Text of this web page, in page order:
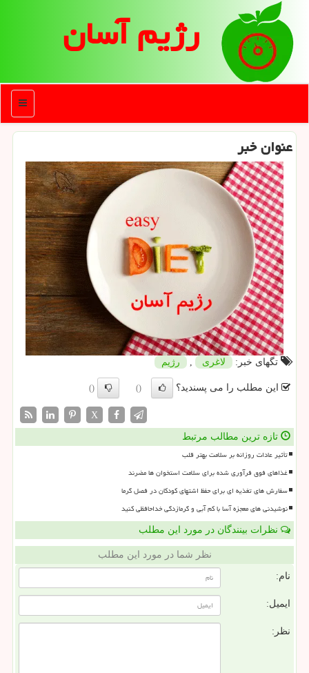
رژیم آسان
منو
عنوان خبر
تگهای خبر: لاغری رژیم
این مطلب را می پسندید؟ ()
()
X
تازه ترین مطالب مرتبط
تأثیر عادات روزانه بر سلامت بهتر قلب
غذاهای فوق فرآوری شده برای سلامت استخوان ها مضرند
سفارش های تغذیه ای برای حفظ اشتهای کودکان در فصل گرما
نوشیدنی های معجزه آسا با کم آبی و گرمازدگی خداحافظی کنید
نظرات بینندگان در مورد این مطلب
نظر شما در مورد این مطلب
نام:
ایمیل:
نظر: